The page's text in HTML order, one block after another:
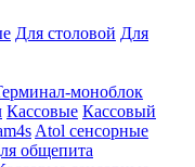
Для столовой Для
моноблок
Кассовые Кассовый
Atol сенсорные
общепита